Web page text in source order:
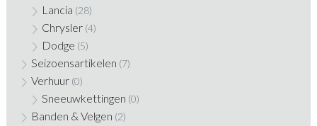
Lancia (28)
Chrysler (4)
Dodge (5)
Seizoensartikelen (7)
Verhuur (0)
Sneeuwkettingen (0)
Banden & Velgen (2)